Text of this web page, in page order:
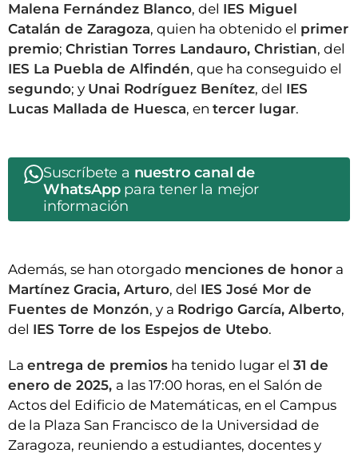
Malena Fernández Blanco, del IES Miguel
Catalán de Zaragoza, quien ha obtenido el primer
premio; Christian Torres Landauro, Christian, del
IES La Puebla de Alfindén, que ha conseguido el
segundo; y Unai Rodríguez Benítez, del IES
Lucas Mallada de Huesca, en tercer lugar.
Suscríbete a nuestro canal de
WhatsApppara tener la mejor
información
Además, se han otorgado menciones de honor a
Martínez Gracia, Arturo, del IES José Mor de
Fuentes de Monzón, y a Rodrigo García, Alberto,
del IES Torre de los Espejos de Utebo.
La entrega de premios ha tenido lugar el 31 de
enero de 2025, a las 17:00 horas, en el Salón de
Actos del Edificio de Matemáticas, en el Campus
de la Plaza San Francisco de la Universidad de
Zaragoza, reuniendo a estudiantes, docentes y